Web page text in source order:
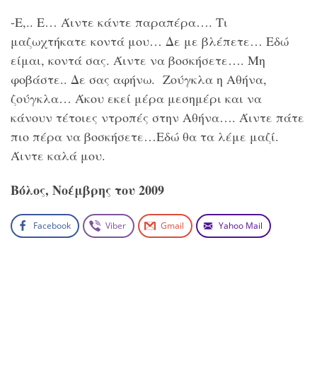
-Ε,.. Ε… Άιντε κάντε παραπέρα…. Τι
μαζωχτήκατε κοντά μου… Δε με βλέπετε… Εδώ
είμαι, κοντά σας. Άιντε να βοσκήσετε…. Μη
φοβάστε.. Δε σας αφήνω. Ζούγκλα η Αθήνα,
ζούγκλα… Άκου εκεί μέρα μεσημέρι και να
κάνουν τέτοιες ντροπές στην Αθήνα…. Άιντε πάτε
πιο πέρα να βοσκήσετε…Εδώ θα τα λέμε μαζί.
Άιντε καλά μου.
Βόλος, Νοέμβρης του 2009
Facebook Viber Gmail Yahoo Mail